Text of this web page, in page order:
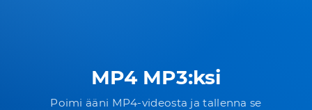
MP4 MP3:ksi
Poimi ääni MP4-videosta ja tallenna se